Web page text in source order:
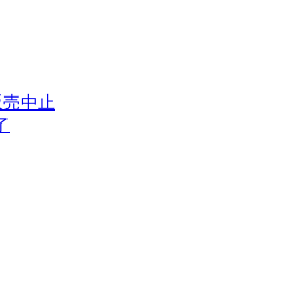
中止